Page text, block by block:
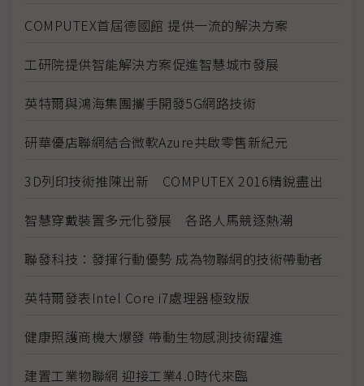
COMPUTEX首屆德國館 提供一流的解決方案
工研院提供智能解決方案促進智慧城市發展
英特爾與鴻海集團攜手開發5G網路技術
研華優店聯網結合微軟Azure共啟零售新紀元
3D列印技術推陳出新 COMPUTEX 2016精銳盡出
智慧穿戴裝置多元化發展 各路人馬競逐熱潮
聯發科技：發揮行動優勢 成為物聯網的技術帶動者
英特爾發表Intel Core i7處理器極致版
健康照護商機大爆發 帶動生物感測技術躍進
建置工業物聯網 迎接工業4.0時代來臨